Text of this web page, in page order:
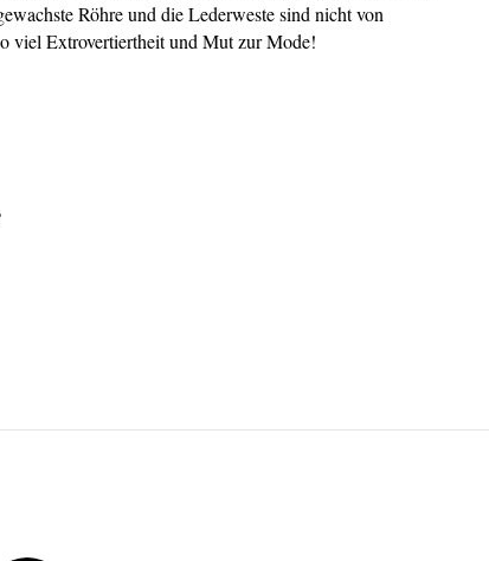
Röhre und die Lederweste sind nicht von
viel Extrovertiertheit und Mut zur Mode!